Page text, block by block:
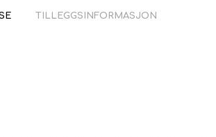
TILLEGGSINFORMASJON